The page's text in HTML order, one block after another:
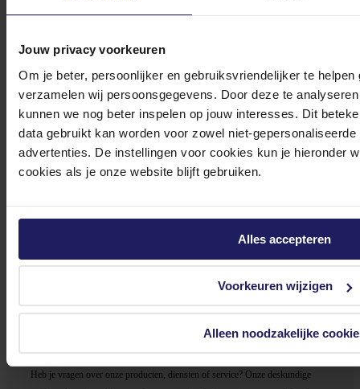
Jouw privacy voorkeuren
Om je beter, persoonlijker en gebruiksvriendelijker te
verzamelen wij persoonsgegevens. Door deze te
kunnen we nog beter inspelen op jouw interesses. Dit
data gebruikt kan worden voor zowel niet-
advertenties. De instellingen voor cookies kun je hieronder
cookies als je onze website blijft gebruiken.
Alles accepteren
Voorkeuren wijzigen
Alleen noodzakelijke
Volgende werkdag in huis
99,-
In winkel­wagen
Chieftec VEGA M White 750W - Voeding
Incl. 21% BTW
Stel jouw vragen aan onze klantenservice!
Heb je vragen over onze producten, diensten of service? Onze deskundige